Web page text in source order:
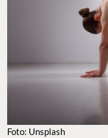
Foto: Unsplash